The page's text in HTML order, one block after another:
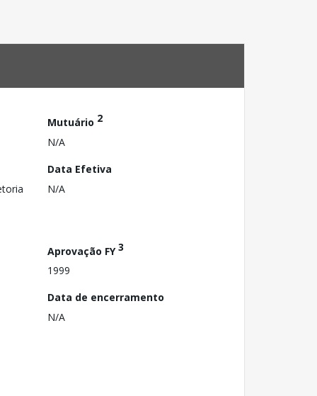
Mutuário 2
N/A
Data Efetiva
N/A
Aprovação FY3
1999
Data de encerramento
N/A